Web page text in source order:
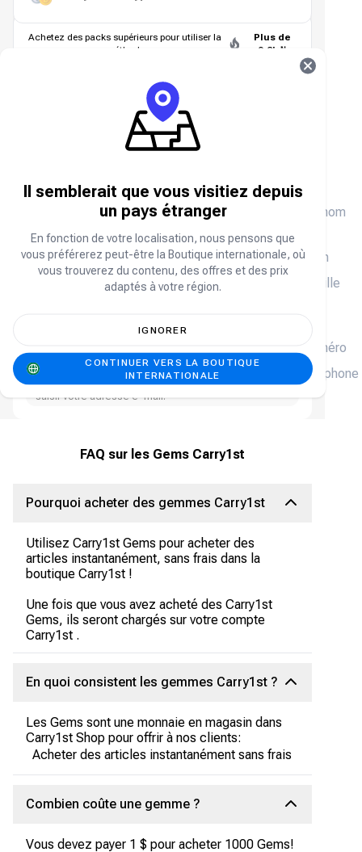
Achetez des packs supérieurs pour utiliser la
méthode
Plus de
9,8k ₦
Ajouter un code promo
Connexion requise
Prénom
Nom
famille
mail
Numéro
de
téléphone
Nous vous enverrons un reçu par e-mail, veuillez
saisir votre adresse e-mail.
FAQ sur les Gems Carry1st
Pourquoi acheter des gemmes Carry1st
Utilisez Carry1st Gems pour acheter des
articles instantanément, sans frais dans la
boutique Carry1st !
Une fois que vous avez acheté des Carry1st
Gems, ils seront chargés sur votre compte
Carry1st .
En quoi consistent les gemmes Carry1st ?
Les Gems sont une monnaie en magasin dans
Carry1st Shop pour offrir à nos clients:
Acheter des articles instantanément sans frais
Combien coûte une gemme ?
Vous devez payer 1 $ pour acheter 1000 Gems!
Il semblerait que vous visitiez depuis
un pays étranger
En fonction de votre localisation, nous pensons que
vous préférerez peut-être la Boutique internationale, où
vous trouverez du contenu, des offres et des prix
adaptés à votre région.
IGNORER
CONTINUER VERS LA BOUTIQUE
INTERNATIONALE